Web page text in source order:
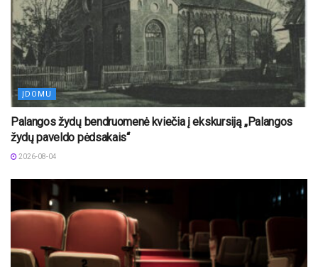
ĮDOMU
Palangos žydų bendruomenė kviečia į ekskursiją „Palangos
žydų paveldo pėdsakais“
2026-08-04